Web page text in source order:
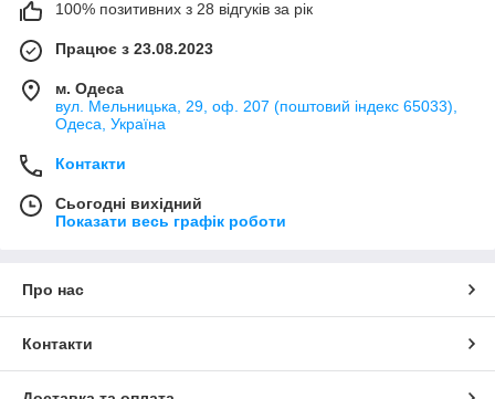
100% позитивних з 28 відгуків за рік
Працює з 23.08.2023
м. Одеса
вул. Мельницька, 29, оф. 207 (поштовий індекс 65033),
Одеса, Україна
Контакти
Сьогодні вихідний
Показати весь графік роботи
Про нас
Контакти